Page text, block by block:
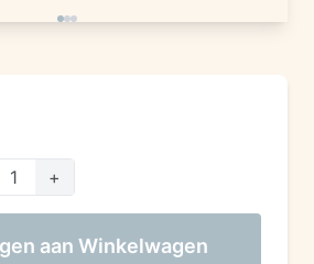
1 +
aan Winkelwagen